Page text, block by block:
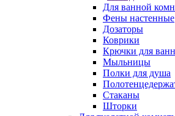
Для ванной
Фены настенные
Дозаторы
Коврики
Крючки для
Мыльницы
Полки для душа
Стаканы
Шторки